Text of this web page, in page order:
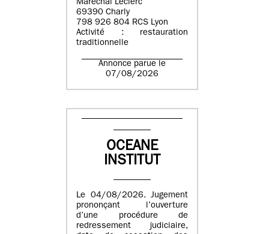
Maréchal Leclerc
69390 Charly
798 926 804 RCS Lyon
Activité : restauration
traditionnelle
Annonce parue le
07/08/2026
OCEANE
INSTITUT
Le 04/08/2026. Jugement
prononçant l’ouverture
d’une procédure de
redressement judiciaire,